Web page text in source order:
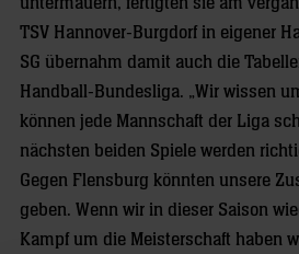
TSV Hannover-Burgdorf in eigener
SG übernahm damit auch die
Handball-Bundesliga. „Wir wissen
können jede Mannschaft der Liga
nächsten beiden Spiele werden
Gegen Flensburg könnten unsere
geben. Wenn wir in dieser Saison
Kampf um die Meisterschaft haben